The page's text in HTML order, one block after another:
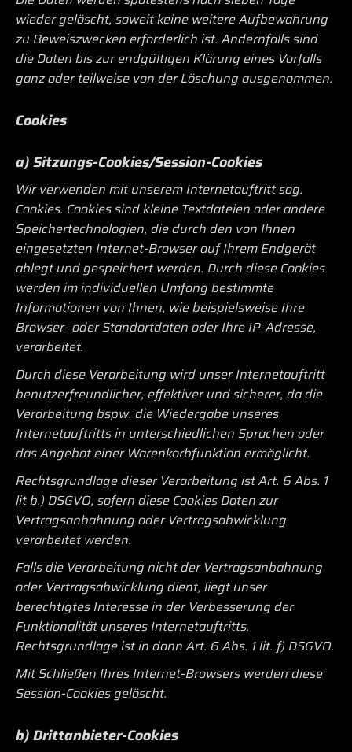
wieder gelöscht, soweit keine weitere Aufbewahrung
zu Beweiszwecken erforderlich ist. Andernfalls sind
die Daten bis zur endgültigen Klärung eines Vorfalls
ganz oder teilweise von der Löschung ausgenommen.
Cookies
a) Sitzungs-Cookies/Session-Cookies
Wir verwenden mit unserem Internetauftritt sog.
Cookies. Cookies sind kleine Textdateien oder andere
Speichertechnologien, die durch den von Ihnen
eingesetzten Internet-Browser auf Ihrem Endgerät
ablegt und gespeichert werden. Durch diese Cookies
werden im individuellen Umfang bestimmte
Informationen von Ihnen, wie beispielsweise Ihre
Browser- oder Standortdaten oder Ihre IP-Adresse,
verarbeitet.
Durch diese Verarbeitung wird unser Internetauftritt
benutzerfreundlicher, effektiver und sicherer, da die
Verarbeitung bspw. die Wiedergabe unseres
Internetauftritts in unterschiedlichen Sprachen oder
das Angebot einer Warenkorbfunktion ermöglicht.
Rechtsgrundlage dieser Verarbeitung ist Art. 6 Abs. 1
lit b.) DSGVO, sofern diese Cookies Daten zur
Vertragsanbahnung oder Vertragsabwicklung
verarbeitet werden.
Falls die Verarbeitung nicht der Vertragsanbahnung
oder Vertragsabwicklung dient, liegt unser
berechtigtes Interesse in der Verbesserung der
Funktionalität unseres Internetauftritts.
Rechtsgrundlage ist in dann Art. 6 Abs. 1 lit. f) DSGVO.
Mit Schließen Ihres Internet-Browsers werden diese
Session-Cookies gelöscht.
b) Drittanbieter-Cookies